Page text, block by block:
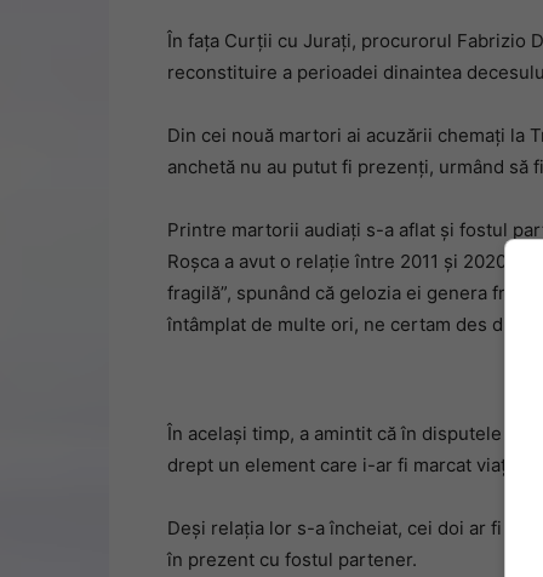
În fața Curții cu Jurați, procurorul Fabrizio
reconstituire a perioadei dinaintea
Din cei nouă martori ai acuzării chemați la
anchetă nu au putut fi prezenți, urmând
Printre martorii audiați s-a aflat și fostul
Roșca a avut o relație între 2011 și 2020.
fragilă”, spunând că gelozia ei genera
întâmplat de multe ori, ne certam des din
În același timp, a amintit că în disputele lor
drept un element care i-ar fi marcat viața.
Deși relația lor s-a încheiat, cei doi ar fi
în prezent cu fostul partener.